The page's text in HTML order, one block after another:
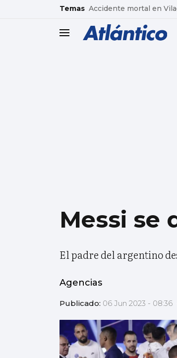
common.go-to-content
Temas Accidente mortal en
header.menu.open
Messi se
El padre del argentino
Agencias
Publicado: 06 Jun 2023 - 08:36